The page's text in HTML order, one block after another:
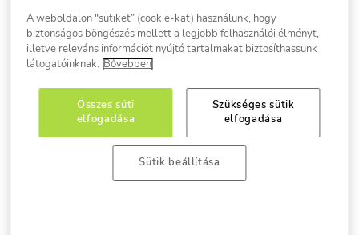
A weboldalon "sütiket” (cookie-kat) használunk, hogy
biztonságos böngészés mellett a legjobb felhasználói élményt,
illetve releváns információt nyújtó tartalmakat biztosíthassunk
látogatóinknak.
Bővebben
Összes süti
elfogadása
Szükséges sütik
elfogadása
Sütik beállítása